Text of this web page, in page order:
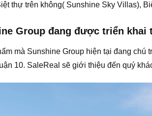
thự trên không( Sunshine Sky Villas),
Group đang được triển
mà Sunshine Group hiện tại đang
10. SaleReal sẽ giới thiệu đến quý